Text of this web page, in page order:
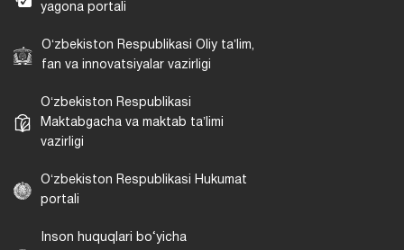
yagona portali
Oʻzbekiston Respublikasi Oliy taʼlim,
fan va innovatsiyalar vazirligi
Oʻzbekiston Respublikasi
Maktabgacha va maktab taʼlimi
vazirligi
Oʻzbekiston Respublikasi Hukumat
portali
Inson huquqlari bo‘yicha